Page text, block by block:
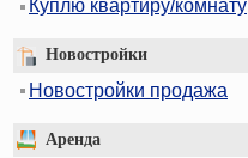
Куплю квартиру/комнату
Новостройки
Новостройки продажа
Аренда